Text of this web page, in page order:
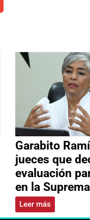
Garabito
jueces que
evaluación
en la
Leer más